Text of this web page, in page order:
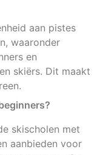
aan pistes
waaronder
en
skiërs. Dit maakt
skischolen met
aanbieden voor